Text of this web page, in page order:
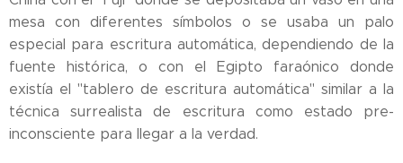
mesa con diferentes símbolos o se usaba un palo
especial para escritura automática, dependiendo de la
fuente histórica, o con el Egipto faraónico donde
existía el "tablero de escritura automática" similar a la
técnica surrealista de escritura como estado pre-
inconsciente para llegar a la verdad.